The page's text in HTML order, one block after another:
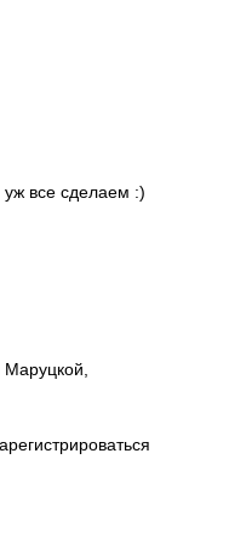
уж все сделаем :)